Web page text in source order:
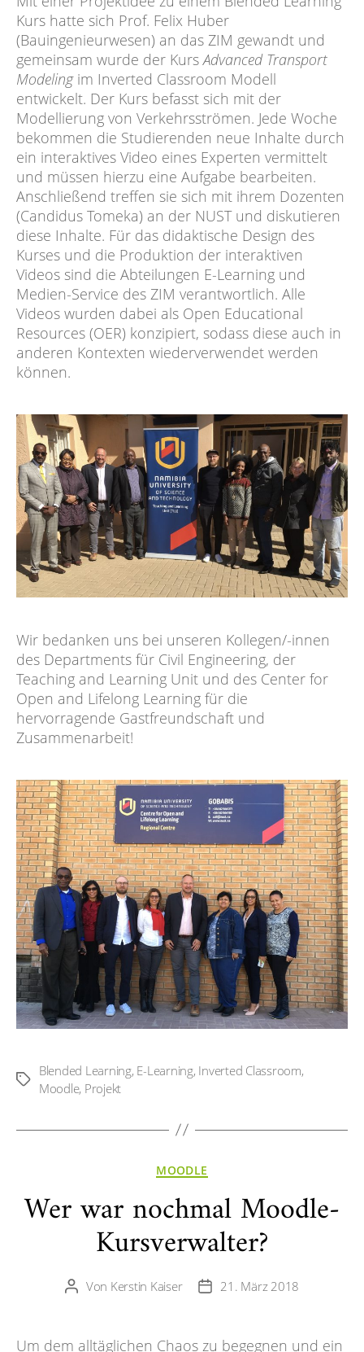
Kurs hatte sich Prof. Felix Huber
(Bauingenieurwesen) an das ZIM gewandt und
gemeinsam wurde der KursAdvanced Transport
Modelingim Inverted Classroom Modell
entwickelt. Der Kurs befasst sich mit der
Modellierung von Verkehrsströmen. Jede Woche
bekommen die Studierenden neue Inhalte durch
ein interaktives Video eines Experten vermittelt
und müssen hierzu eine Aufgabe bearbeiten.
Anschließend treffen sie sich mit ihrem Dozenten
(Candidus Tomeka) an der NUST und diskutieren
diese Inhalte. Für das didaktische Design des
Kurses und die Produktion der interaktiven
Videos sind die Abteilungen E-Learning und
Medien-Service des ZIM verantwortlich. Alle
Videos wurden dabei als Open Educational
Resources (OER) konzipiert, sodass diese auch in
anderen Kontexten wiederverwendet werden
können.
Wir bedanken uns bei unseren Kollegen/-innen
des Departments für Civil Engineering, der
Teaching and Learning Unit und des Center for
Open and Lifelong Learning für die
hervorragende Gastfreundschaft und
Zusammenarbeit!
Schlagwörter
Blended Learning, E-Learning, Inverted Classroom,
Moodle, Projekt
Kategorien
MOODLE
Wer war nochmal Moodle-
Kursverwalter?
Beitragsautor
Von Kerstin Kaiser Veröffentlichungsdatum
21. März 2018
Um dem alltäglichen Chaos zu begegnen und ein